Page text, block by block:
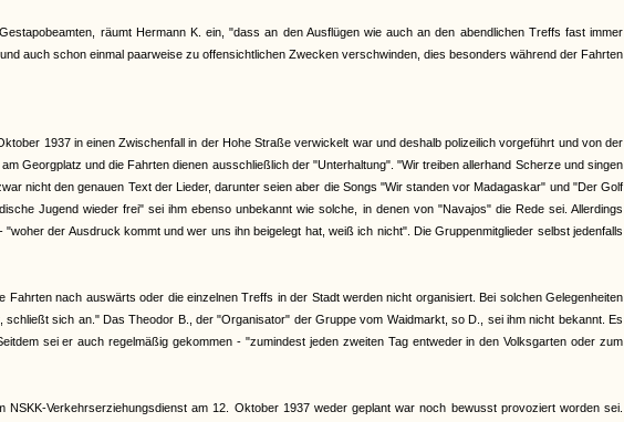
räumt Hermann K. ein, "dass an den Ausflügen wie auch an den abendlichen Treffs fast immer
auch schon einmal paarweise zu offensichtlichen Zwecken verschwinden, dies besonders während der Fahrten
1937 in einen Zwischenfall in der Hohe Straße verwickelt war und deshalb polizeilich vorgeführt und von der
Georgplatz und die Fahrten dienen ausschließlich der "Unterhaltung". "Wir treiben allerhand Scherze und singen
nicht den genauen Text der Lieder, darunter seien aber die Songs "Wir standen vor Madagaskar" und "Der Golf
Jugend wieder frei" sei ihm ebenso unbekannt wie solche, in denen von "Navajos" die Rede sei. Allerdings
der Ausdruck kommt und wer uns ihn beigelegt hat, weiß ich nicht". Die Gruppenmitglieder selbst jedenfalls
nach auswärts oder die einzelnen Treffs in der Stadt werden nicht organisiert. Bei solchen Gelegenheiten
sich an." Das Theodor B., der "Organisator" der Gruppe vom Waidmarkt, so D., sei ihm nicht bekannt. Es
sei er auch regelmäßig gekommen - "zumindest jeden zweiten Tag entweder in den Volksgarten oder zum
Verkehrserziehungsdienst am 12. Oktober 1937 weder geplant war noch bewusst provoziert worden sei.